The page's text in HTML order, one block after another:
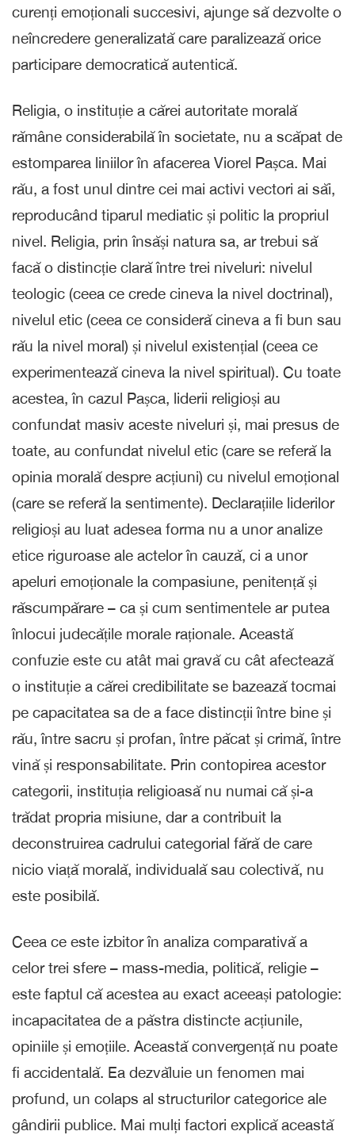
curenți emoționali succesivi, ajunge să dezvolte o
neîncredere generalizată care paralizează orice
participare democratică autentică.
Religia, o instituție a cărei autoritate morală
rămâne considerabilă în societate, nu a scăpat de
estomparea liniilor în afacerea Viorel Pașca. Mai
rău, a fost unul dintre cei mai activi vectori ai săi,
reproducând tiparul mediatic și politic la propriul
nivel. Religia, prin însăși natura sa, ar trebui să
facă o distincție clară între trei niveluri: nivelul
teologic (ceea ce crede cineva la nivel doctrinal),
nivelul etic (ceea ce consideră cineva a fi bun sau
rău la nivel moral) și nivelul existențial (ceea ce
experimentează cineva la nivel spiritual). Cu toate
acestea, în cazul Pașca, liderii religioși au
confundat masiv aceste niveluri și, mai presus de
toate, au confundat nivelul etic (care se referă la
opinia morală despre acțiuni) cu nivelul emoțional
(care se referă la sentimente). Declarațiile liderilor
religioși au luat adesea forma nu a unor analize
etice riguroase ale actelor în cauză, ci a unor
apeluri emoționale la compasiune, penitență și
răscumpărare – ca și cum sentimentele ar putea
înlocui judecățile morale raționale. Această
confuzie este cu atât mai gravă cu cât afectează
o instituție a cărei credibilitate se bazează tocmai
pe capacitatea sa de a face distincții între bine și
rău, între sacru și profan, între păcat și crimă, între
vină și responsabilitate. Prin contopirea acestor
categorii, instituția religioasă nu numai că și-a
trădat propria misiune, dar a contribuit la
deconstruirea cadrului categorial fără de care
nicio viață morală, individuală sau colectivă, nu
este posibilă.
Ceea ce este izbitor în analiza comparativă a
celor trei sfere – mass-media, politică, religie –
este faptul că acestea au exact aceeași patologie:
incapacitatea de a păstra distincte acțiunile,
opiniile și emoțiile. Această convergență nu poate
fi accidentală. Ea dezvăluie un fenomen mai
profund, un colaps al structurilor categorice ale
gândirii publice. Mai mulți factori explică această